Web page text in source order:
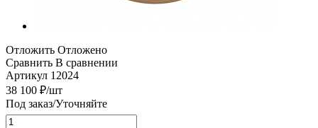
Отложить Отложено
Сравнить В сравнении
Артикул 12024
38 100 ₽/шт
Под заказ/Уточняйте